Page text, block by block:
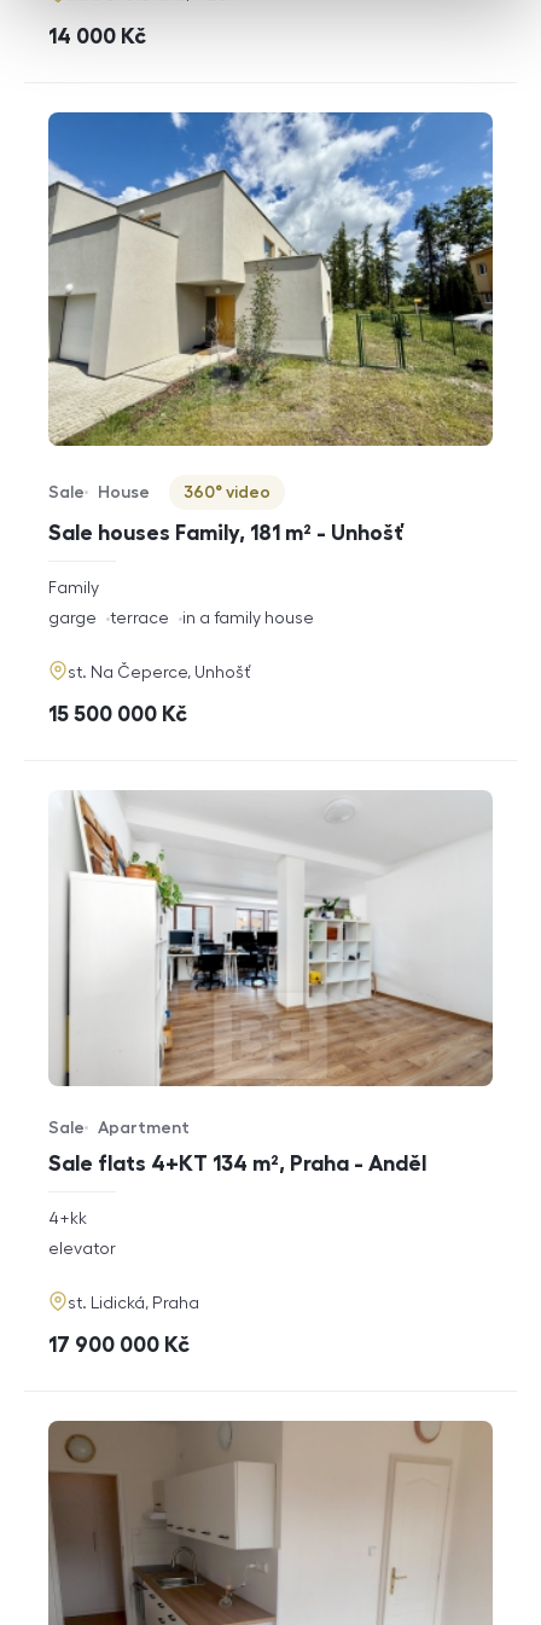
cena
14 000 Kč
Sale houses Family, 181 m² - Unhošť
Offer type
Sale
Property type
House
Virtuální prohlídka
360° video
rozměry
disposition
Family
funkce
garge terrace in a family house
adresa
st. Na Čeperce, Unhošť
cena
15 500 000 Kč
Sale flats 4+KT 134 m², Praha - Anděl
Offer type
Sale
Property type
Apartment
rozměry
4+kk
funkce
elevator
adresa
st. Lidická, Praha
cena
17 900 000 Kč